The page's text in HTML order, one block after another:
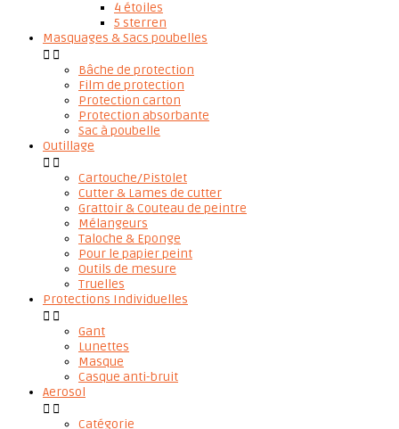
4 étoiles
5 sterren
Masquages & Sacs poubelles
 
Bâche de protection
Film de protection
Protection carton
Protection absorbante
Sac à poubelle
Outillage
 
Cartouche/Pistolet
Cutter & Lames de cutter
Grattoir & Couteau de peintre
Mélangeurs
Taloche & Eponge
Pour le papier peint
Outils de mesure
Truelles
Protections Individuelles
 
Gant
Lunettes
Masque
Casque anti-bruit
Aerosol
 
Catégorie